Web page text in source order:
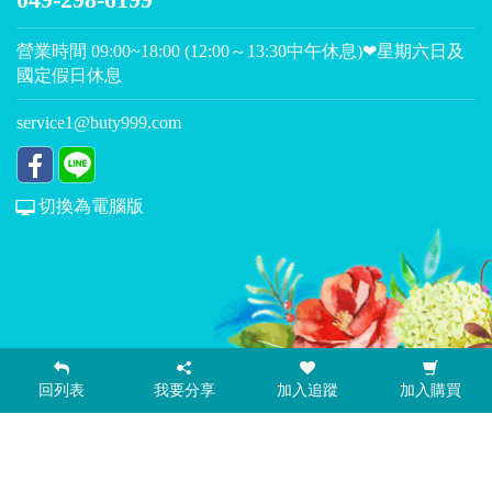
營業時間 09:00~18:00 (12:00～13:30中午休息)❤星期六日及
國定假日休息
service1@buty999.com
切換為電腦版
隱私權保護 免責聲明 Power by A-cart 購物車
回列表 我要分享 加入追蹤 加入購買